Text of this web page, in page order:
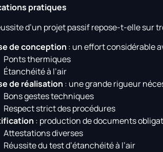
pratiques
d’un projet passif repose-t-elle sur
de conception : un effort considérable
Ponts thermiques
Étanchéité à l’air
de réalisation : une grande rigueur
Bons gestes techniques
Respect strict des procédures
: production de documents
Attestations diverses
Réussite du test d’étanchéité à l’air